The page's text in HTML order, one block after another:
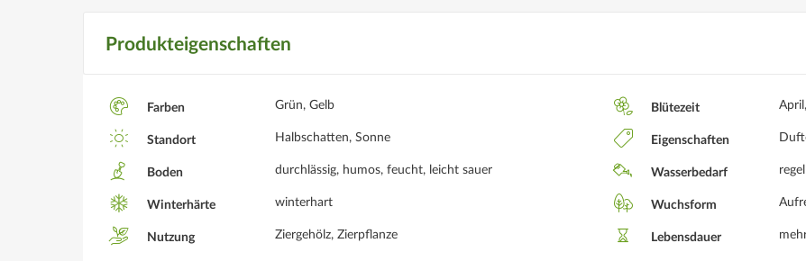
Produkteigenschaften
Farben Grün, Gelb Blütezeit
Standort Halbschatten, Sonne Eigenschaften
Boden durchlässig, humos, feucht, leicht sauer Wasserbedarf
Winterhärte winterhart Wuchsform
Nutzung Ziergehölz, Zierpflanze Lebensdauer